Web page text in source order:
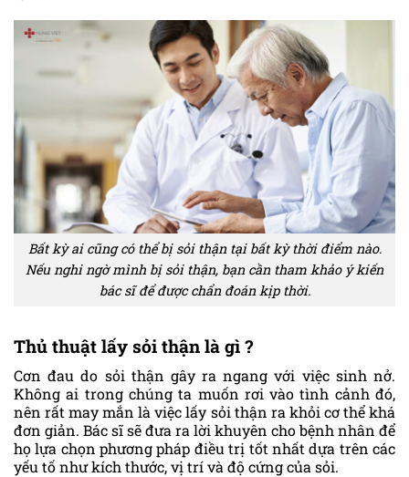
Bất kỳ ai cũng có thể bị sỏi thận tại bất kỳ thời điểm nào.
Nếu nghi ngờ mình bị sỏi thận, bạn cần tham khảo ý kiến
bác sĩ để được chẩn đoán kịp thời.
Thủ thuật lấy sỏi thận là gì ?
Cơn đau do sỏi thận gây ra ngang với việc sinh nở.
Không ai trong chúng ta muốn rơi vào tình cảnh đó,
nên rất may mắn là việc lấy sỏi thận ra khỏi cơ thể khá
đơn giản. Bác sĩ sẽ đưa ra lời khuyên cho bệnh nhân để
họ lựa chọn phương pháp điều trị tốt nhất dựa trên các
yếu tố như kích thước, vị trí và độ cứng của sỏi.